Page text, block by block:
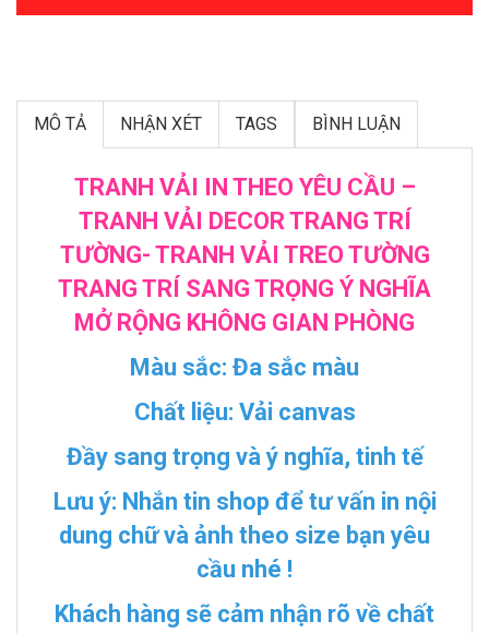
MÔ TẢ NHẬN XÉT TAGS BÌNH LUẬN
TRANH VẢI IN THEO YÊU CẦU –
TRANH VẢI DECOR TRANG TRÍ
TƯỜNG- TRANH VẢI TREO TƯỜNG
TRANG TRÍ SANG TRỌNG Ý NGHĨA
MỞ RỘNG KHÔNG GIAN PHÒNG
Màu sắc: Đa sắc màu
Chất liệu: Vải canvas
Đầy sang trọng và ý nghĩa, tinh tế
Lưu ý: Nhắn tin shop để tư vấn in nội
dung chữ và ảnh theo size bạn yêu
cầu nhé !
Khách hàng sẽ cảm nhận rõ về chất